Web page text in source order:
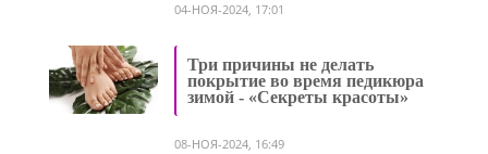
04-НОЯ-2024, 17:01
Три причины не делать
покрытие во время педикюра
зимой - «Секреты красоты»
08-НОЯ-2024, 16:49